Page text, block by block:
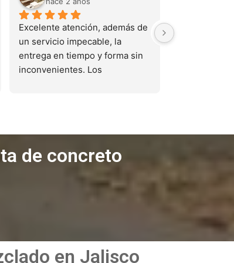
Excelente atención, además de
un servicio impecable, la
entrega en tiempo y forma sin
inconvenientes. Los
de concreto
en Jalisco